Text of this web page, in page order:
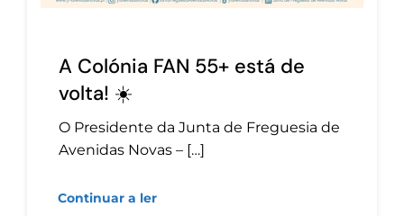
A Colónia FAN 55+ está de
volta! ☀️
O Presidente da Junta de Freguesia de
Avenidas Novas – […]
Continuar a ler